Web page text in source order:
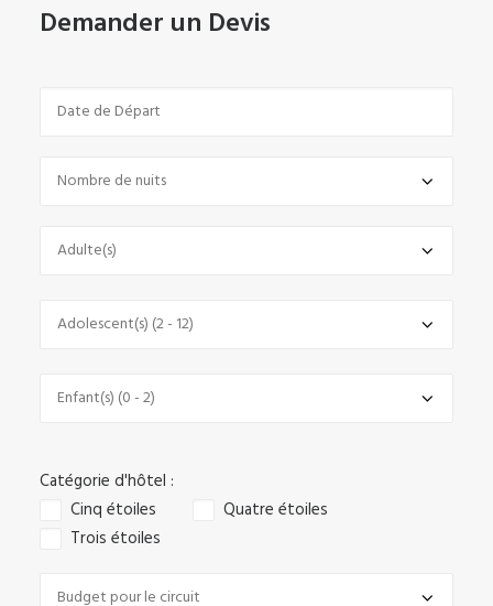
Demander un Devis
Catégorie d'hôtel :
Cinq étoiles
Quatre étoiles
Trois étoiles